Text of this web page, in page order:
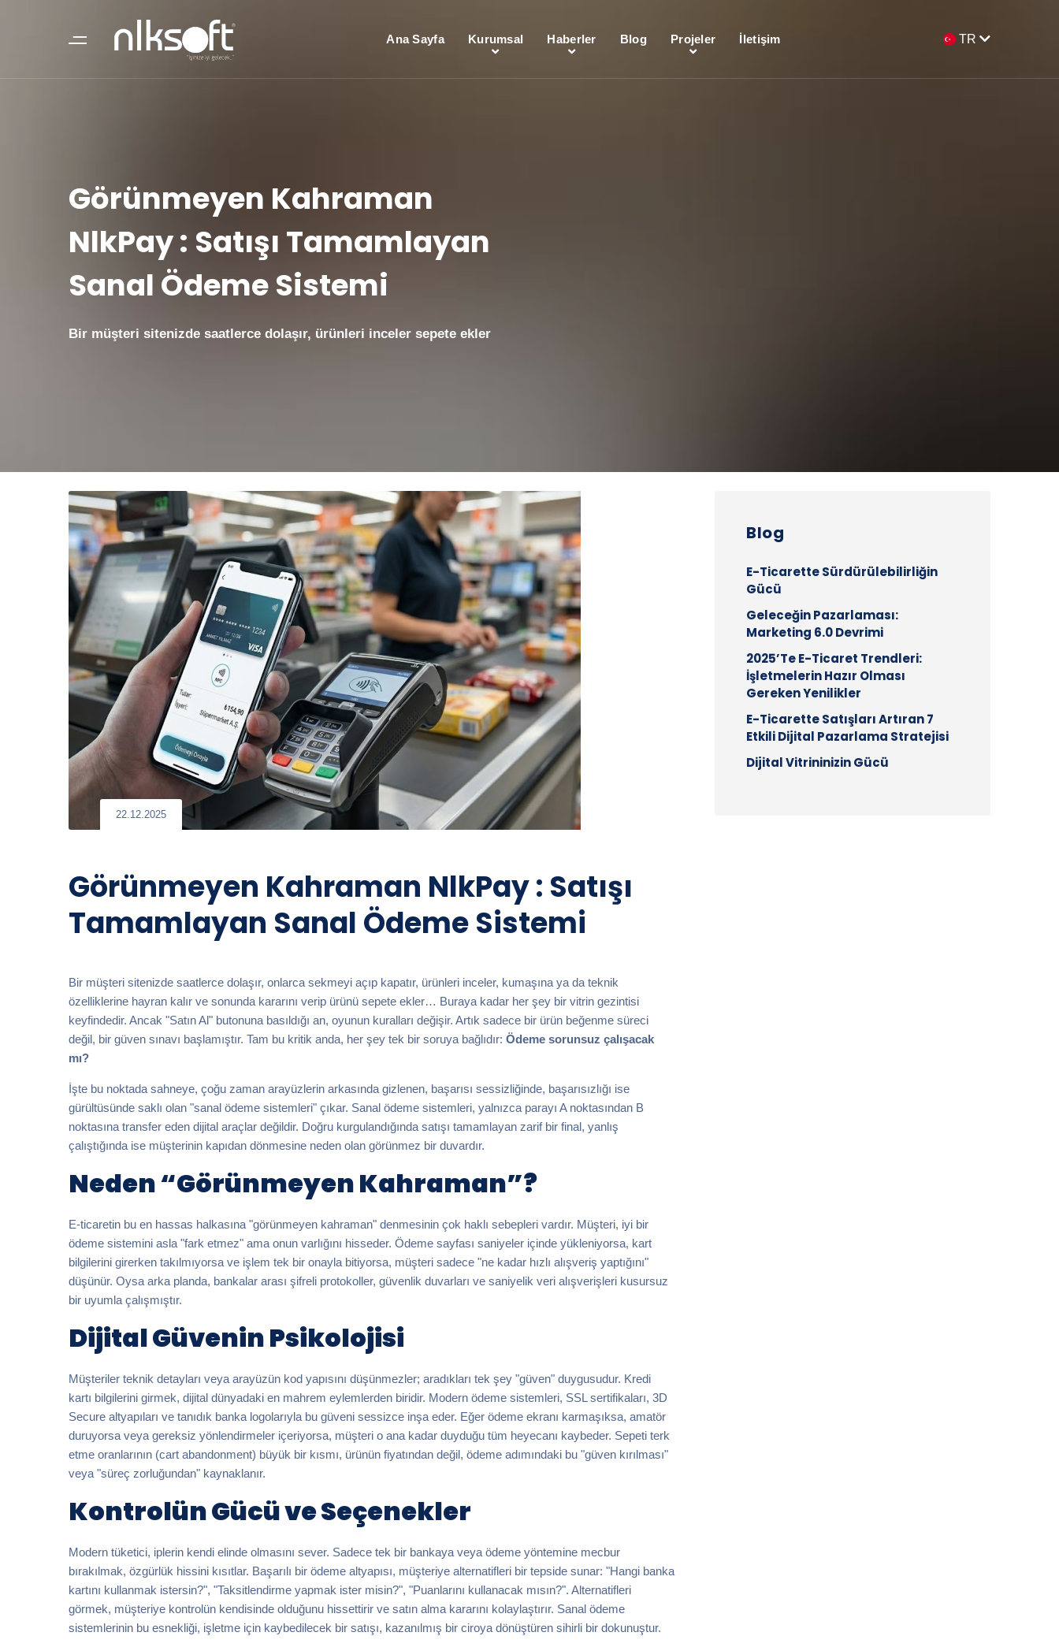
Ana Sayfa Kurumsal Haberler Blog Projeler İletişim TR
Görünmeyen Kahraman
NlkPay : Satışı Tamamlayan
Sanal Ödeme Sistemi
Bir müşteri sitenizde saatlerce dolaşır, ürünleri inceler sepete ekler
22.12.2025
Görünmeyen Kahraman NlkPay : Satışı
Tamamlayan Sanal Ödeme Sistemi
Bir müşteri sitenizde saatlerce dolaşır, onlarca sekmeyi açıp kapatır, ürünleri inceler, kumaşına ya da teknik
özelliklerine hayran kalır ve sonunda kararını verip ürünü sepete ekler… Buraya kadar her şey bir vitrin gezintisi
keyfindedir. Ancak "Satın Al" butonuna basıldığı an, oyunun kuralları değişir. Artık sadece bir ürün beğenme süreci
değil, bir güven sınavı başlamıştır. Tam bu kritik anda, her şey tek bir soruya bağlıdır: Ödeme sorunsuz çalışacak
mı?
İşte bu noktada sahneye, çoğu zaman arayüzlerin arkasında gizlenen, başarısı sessizliğinde, başarısızlığı ise
gürültüsünde saklı olan "sanal ödeme sistemleri" çıkar. Sanal ödeme sistemleri, yalnızca parayı A noktasından B
noktasına transfer eden dijital araçlar değildir. Doğru kurgulandığında satışı tamamlayan zarif bir final, yanlış
çalıştığında ise müşterinin kapıdan dönmesine neden olan görünmez bir duvardır.
Neden “Görünmeyen Kahraman”?
E-ticaretin bu en hassas halkasına "görünmeyen kahraman" denmesinin çok haklı sebepleri vardır. Müşteri, iyi bir
ödeme sistemini asla "fark etmez" ama onun varlığını hisseder. Ödeme sayfası saniyeler içinde yükleniyorsa, kart
bilgilerini girerken takılmıyorsa ve işlem tek bir onayla bitiyorsa, müşteri sadece "ne kadar hızlı alışveriş yaptığını"
düşünür. Oysa arka planda, bankalar arası şifreli protokoller, güvenlik duvarları ve saniyelik veri alışverişleri kusursuz
bir uyumla çalışmıştır.
Dijital Güvenin Psikolojisi
Müşteriler teknik detayları veya arayüzün kod yapısını düşünmezler; aradıkları tek şey "güven" duygusudur. Kredi
kartı bilgilerini girmek, dijital dünyadaki en mahrem eylemlerden biridir. Modern ödeme sistemleri, SSL sertifikaları, 3D
Secure altyapıları ve tanıdık banka logolarıyla bu güveni sessizce inşa eder. Eğer ödeme ekranı karmaşıksa, amatör
duruyorsa veya gereksiz yönlendirmeler içeriyorsa, müşteri o ana kadar duyduğu tüm heyecanı kaybeder. Sepeti terk
etme oranlarının (cart abandonment) büyük bir kısmı, ürünün fiyatından değil, ödeme adımındaki bu "güven kırılması"
veya "süreç zorluğundan" kaynaklanır.
Kontrolün Gücü ve Seçenekler
Modern tüketici, iplerin kendi elinde olmasını sever. Sadece tek bir bankaya veya ödeme yöntemine mecbur
bırakılmak, özgürlük hissini kısıtlar. Başarılı bir ödeme altyapısı, müşteriye alternatifleri bir tepside sunar: "Hangi banka
kartını kullanmak istersin?", "Taksitlendirme yapmak ister misin?", "Puanlarını kullanacak mısın?". Alternatifleri
görmek, müşteriye kontrolün kendisinde olduğunu hissettirir ve satın alma kararını kolaylaştırır. Sanal ödeme
sistemlerinin bu esnekliği, işletme için kaybedilecek bir satışı, kazanılmış bir ciroya dönüştüren sihirli bir dokunuştur.
Blog
E-Ticarette Sürdürülebilirliğin
Gücü
Geleceğin Pazarlaması:
Marketing 6.0 Devrimi
2025’te E-Ticaret Trendleri:
İşletmelerin Hazır Olması
Gereken Yenilikler
E-Ticarette Satışları Artıran 7
Etkili Dijital Pazarlama Stratejisi
Dijital Vitrininizin Gücü